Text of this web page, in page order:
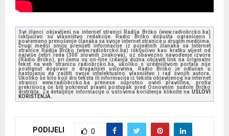
Svi članci objavljeni na internet stranici Radija Brčko (www.radiobrcko.ba)
isključivo su vlasništvo redakcije. Radio Brčko dopušta ograničeno i
povremeno prenošenje članaka sa svoje internet stranice u drugim medijima.
Drugi mediji smiju prenijeti informacije iz pojedinih članaka sa Internet
stranice Radija Brčko (www.radiobrcko.ba) isključivo kao kratku vijest od
najviše četiri reda (300 slovnih znakova), uz obavezno navođenje izvora
(Radio Brčko), pri čemu su on-line izdanja dužna objaviti link na originalni
tekst na web stranicu radiobrcko.ba, ukoliko s uredništvom portala nije
postignut dogovor o drugačijim uslovima. Radio Brčko je odlučan u
nastojanju da zaštiti svoje intelektualno vlasništvo i rad svojih autora.
Ukoliko se bilo koji dio teksta ili informacija iz teksta objavljenog na internet
stranici www.radiobrcko.ba prenese suprotno ovim pravilima, protiv
prekršioca će biti pokrenut pravni postupak pred Osnovnim sudom Brčko
distrikta. Za detaljnije informacije o uslovima korištenja kliknite na USLOVI
KORIŠTENJA.
PODIJELI 0